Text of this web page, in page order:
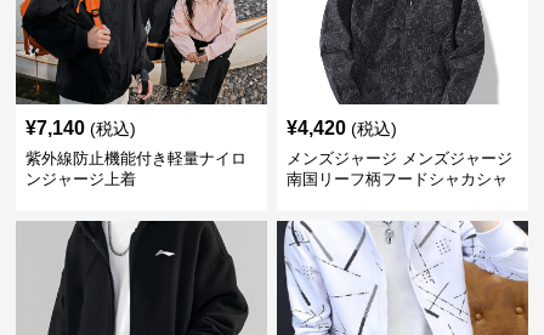
¥7,140 (税込)
紫外線防止機能付き軽量ナイロ
ンジャージ上着
¥4,420 (税込)
メンズジャージ メンズジャージ
南国リーフ柄フードシャカシャ